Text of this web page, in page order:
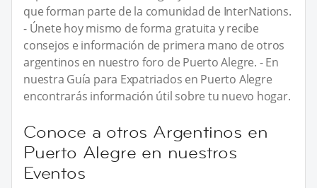
que forman parte de la comunidad de InterNations.
- Únete hoy mismo de forma gratuita y recibe
consejos e información de primera mano de otros
argentinos en nuestro foro de Puerto Alegre. - En
nuestra Guía para Expatriados en Puerto Alegre
encontrarás información útil sobre tu nuevo hogar.
Conoce a otros Argentinos en
Puerto Alegre en nuestros
Eventos